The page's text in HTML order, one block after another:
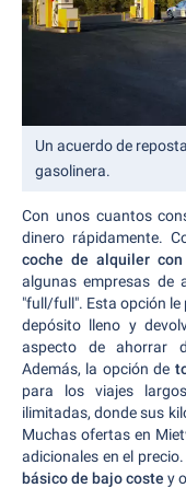
Un acuerdo de
gasolinera.
Con unos cuantos
dinero rápidamente.
coche de alquiler
algunas empresas de
"full/full". Esta opción le
depósito lleno y
aspecto de ahorrar
Además, la opción de
para los viajes
ilimitadas, donde sus
Muchas ofertas en
adicionales en el
básico de bajo coste y